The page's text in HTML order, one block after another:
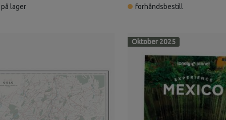
på lager forhåndsbestill
Oktober 2025